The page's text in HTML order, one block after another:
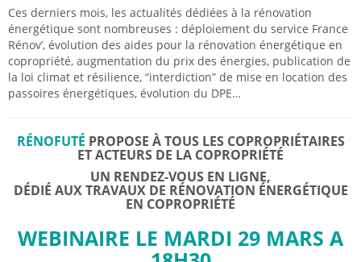
Ces derniers mois, les actualités dédiées à la rénovation
énergétique sont nombreuses : déploiement du service France
Rénov’, évolution des aides pour la rénovation énergétique en
copropriété, augmentation du prix des énergies, publication de
la loi climat et résilience, “interdiction” de mise en location des
passoires énergétiques, évolution du DPE…
RÉNOFUTÉ PROPOSE À TOUS LES COPROPRIÉTAIRES
ET ACTEURS DE LA COPROPRIÉTÉ
UN RENDEZ-VOUS EN LIGNE,
DÉDIÉ AUX TRAVAUX DE RÉNOVATION ÉNERGÉTIQUE
EN COPROPRIÉTÉ
WEBINAIRE LE MARDI 29 MARS A